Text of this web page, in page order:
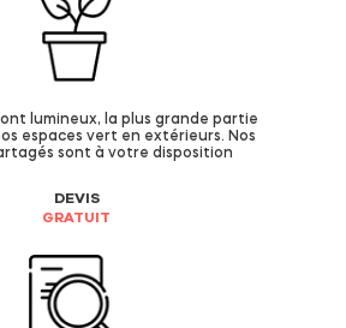
lumineux, la plus grande partie
espaces vert en extérieurs. Nos
sont à votre disposition
DEVIS
GRATUIT